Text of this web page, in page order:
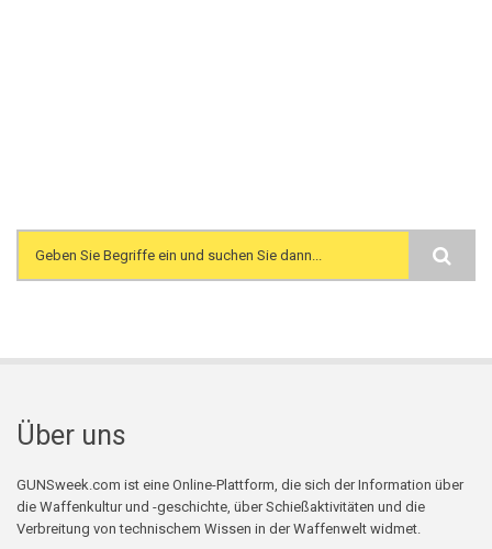
Search form
Über uns
GUNSweek.com ist eine Online-Plattform, die sich der Information über
die Waffenkultur und -geschichte, über Schießaktivitäten und die
Verbreitung von technischem Wissen in der Waffenwelt widmet.